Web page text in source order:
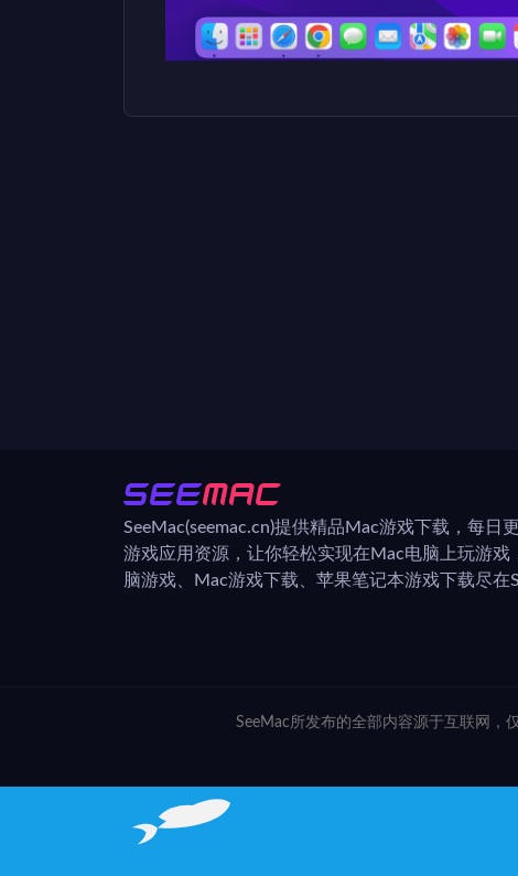
SeeMac(seemac.cn)提供精品Mac游戏下载，每日
游戏应用资源，让你轻松实现在Mac电脑上玩游戏
脑游戏、Mac游戏下载、苹果笔记本游戏下载尽在
SeeMac所发布的全部内容源于互联网，